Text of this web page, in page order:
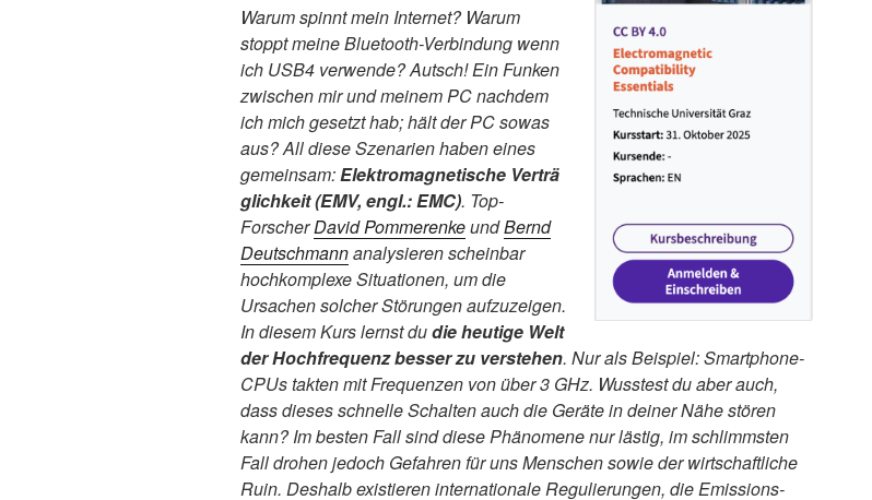
Warum spinnt mein Internet? Warum
stoppt meine Bluetooth-Verbindung wenn
ich USB4 verwende? Autsch! Ein Funken
zwischen mir und meinem PC nachdem
ich mich gesetzt hab; hält der PC sowas
aus? All diese Szenarien haben eines
gemeinsam:Elektromagnetische Verträ
glichkeit (EMV, engl.: EMC). Top-
ForscherDavid PommerenkeundBernd
Deutschmannanalysieren scheinbar
hochkomplexe Situationen, um die
Ursachen solcher Störungen aufzuzeigen.
In diesem Kurs lernst dudie heutige Welt
der Hochfrequenz besser zu verstehen. Nur als Beispiel: Smartphone-
CPUs takten mit Frequenzen von über 3 GHz. Wusstest du aber auch,
dass dieses schnelle Schalten auch die Geräte in deiner Nähe stören
kann? Im besten Fall sind diese Phänomene nur lästig, im schlimmsten
Fall drohen jedoch Gefahren für uns Menschen sowie der wirtschaftliche
Ruin. Deshalb existieren internationale Regulierungen, die Emissions-